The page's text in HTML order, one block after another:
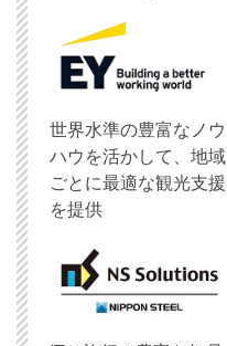
世界水準の豊富なノウ
ハウを活かして、地域
ごとに最適な観光支援
を提供